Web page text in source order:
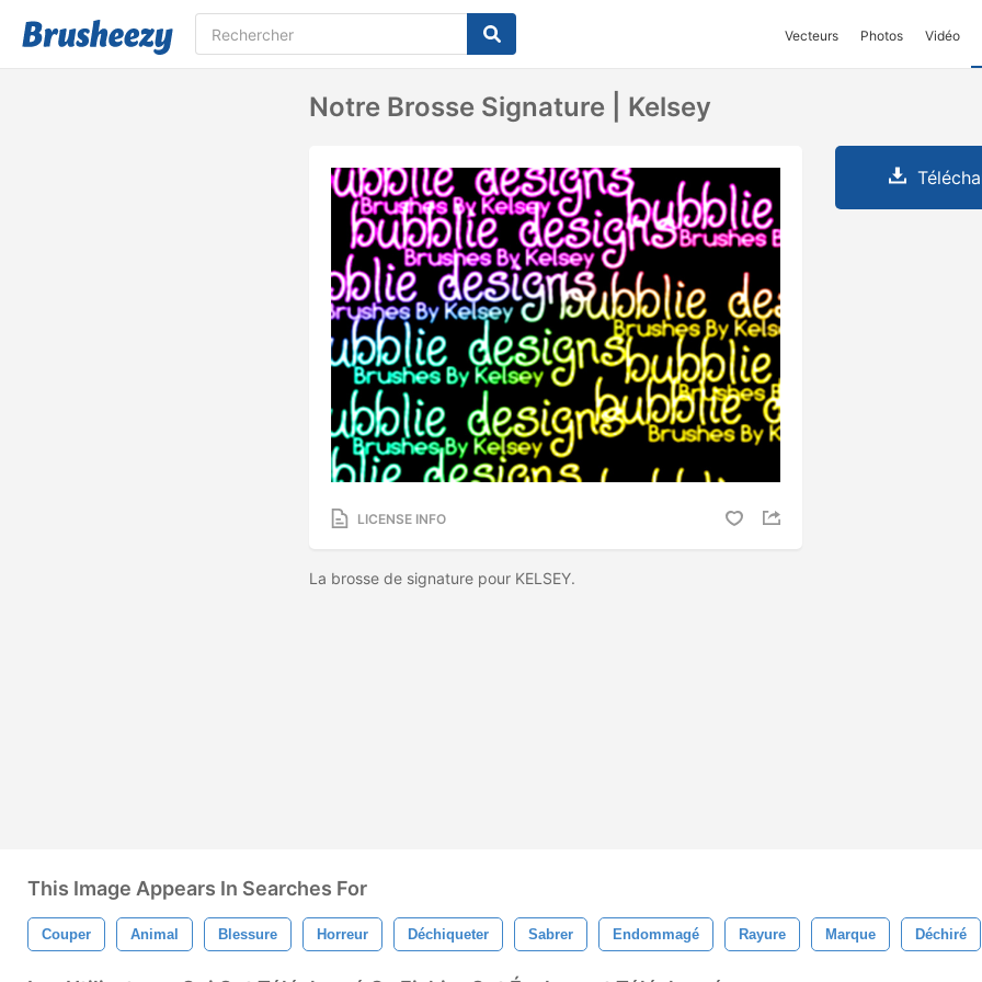
Vecteurs Photos Vidéo
Notre Brosse Signature | Kelsey
LICENSE INFO
La brosse de signature pour KELSEY.
This Image Appears In Searches For
Couper Animal Blessure Horreur Déchiqueter Sabrer Endommagé Rayure Marque Déchiré